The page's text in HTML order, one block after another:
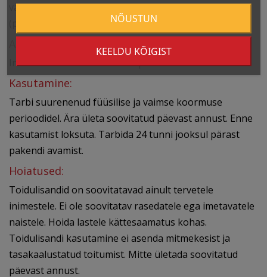
värvaine: allura punane, vitamiinid: vitamiin B6
(püridoksiinvesinikkloriid).
Individuaalne talumatus komponentide suhtes.
Kasutamine:
Tarbi suurenenud füüsilise ja vaimse koormuse
perioodidel. Ära ületa soovitatud päevast annust. Enne
kasutamist loksuta. Tarbida 24 tunni jooksul pärast
pakendi avamist.
Hoiatused:
Toidulisandid on soovitatavad ainult tervetele
inimestele. Ei ole soovitatav rasedatele ega imetavatele
naistele. Hoida lastele kättesaamatus kohas.
Toidulisandi kasutamine ei asenda mitmekesist ja
tasakaalustatud toitumist. Mitte ületada soovitatud
päevast annust.
KEELDU KÕIGIST
NÕUSTUN